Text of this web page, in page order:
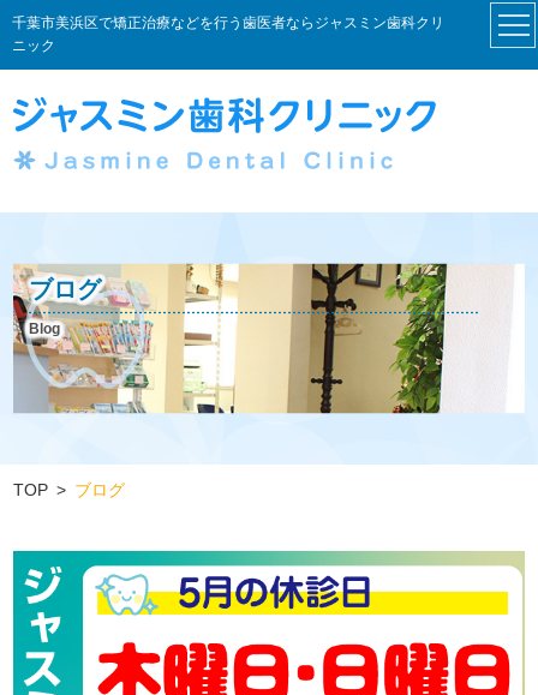
千葉市美浜区で矯正治療などを行う歯医者ならジャスミン歯科クリ
ニック
ブログ
Blog
TOP ブログ